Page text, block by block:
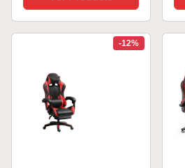
Reposapiés
Reposacabeza,
Ergonómica, Cojín
Sillas Gaming para
Gaming Livesteam...
r,
-12%